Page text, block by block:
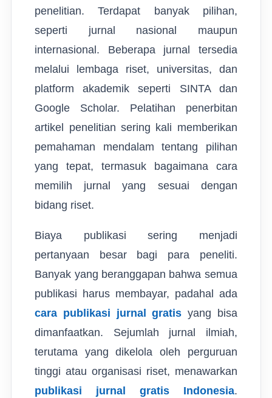
penelitian. Terdapat banyak pilihan,
seperti jurnal nasional maupun
internasional. Beberapa jurnal tersedia
melalui lembaga riset, universitas, dan
platform akademik seperti SINTA dan
Google Scholar. Pelatihan penerbitan
artikel penelitian sering kali memberikan
pemahaman mendalam tentang pilihan
yang tepat, termasuk bagaimana cara
memilih jurnal yang sesuai dengan
bidang riset.
Biaya publikasi sering menjadi
pertanyaan besar bagi para peneliti.
Banyak yang beranggapan bahwa semua
publikasi harus membayar, padahal ada
cara publikasi jurnal gratis yang bisa
dimanfaatkan. Sejumlah jurnal ilmiah,
terutama yang dikelola oleh perguruan
tinggi atau organisasi riset, menawarkan
publikasi jurnal gratis Indonesia.